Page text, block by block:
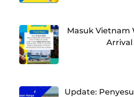
Masuk Vietnam
Arrival
Update: